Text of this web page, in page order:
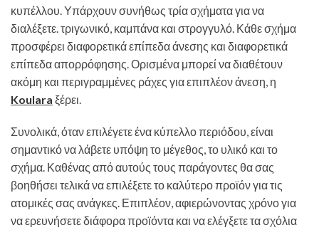
κυπέλλου. Υπάρχουν συνήθως τρία σχήματα για να
διαλέξετε. τριγωνικό, καμπάνα και στρογγυλό. Κάθε σχήμα
προσφέρει διαφορετικά επίπεδα άνεσης και διαφορετικά
επίπεδα απορρόφησης. Ορισμένα μπορεί να διαθέτουν
ακόμη και περιγραμμένες ράχες για επιπλέον άνεση, η
Koulara ξέρει.
Συνολικά, όταν επιλέγετε ένα κύπελλο περιόδου, είναι
σημαντικό να λάβετε υπόψη το μέγεθος, το υλικό και το
σχήμα. Καθένας από αυτούς τους παράγοντες θα σας
βοηθήσει τελικά να επιλέξετε το καλύτερο προϊόν για τις
ατομικές σας ανάγκες. Επιπλέον, αφιερώνοντας χρόνο για
να ερευνήσετε διάφορα προϊόντα και να ελέγξετε τα σχόλια